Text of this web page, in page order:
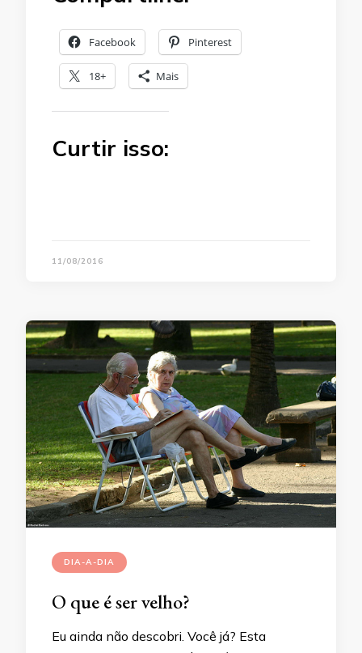
Facebook Pinterest
18+ Mais
Curtir isso:
11/08/2016
DIA-A-DIA
O que é ser velho?
Eu ainda não descobri. Você já? Esta